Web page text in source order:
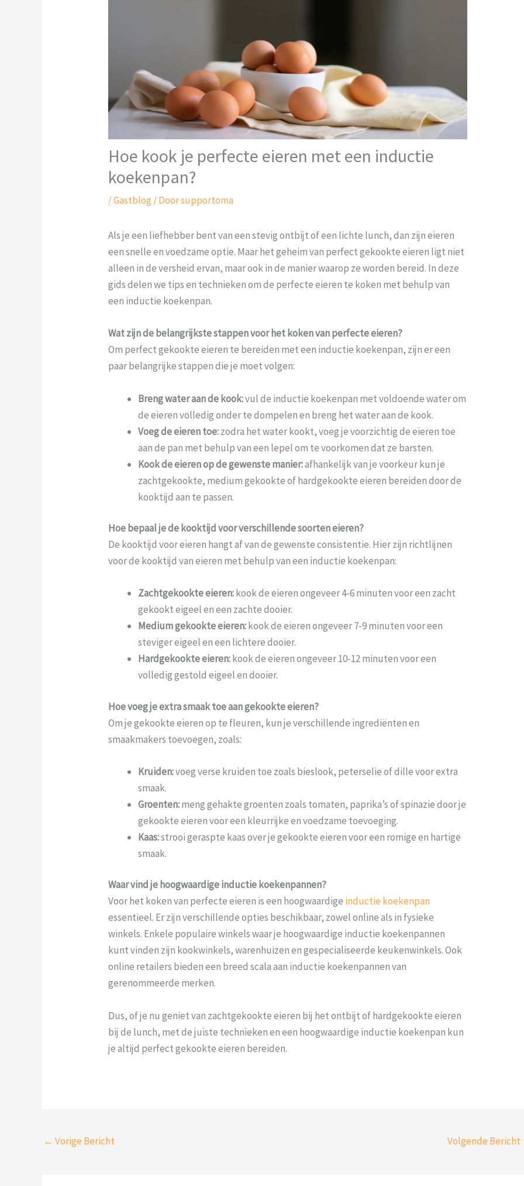
Hoe kook je perfecte eieren met een inductie
koekenpan?
/Gastblog / Doorsupportoma
Als je een liefhebber bent van een stevig ontbijt of een lichte lunch, dan zijn eieren
een snelle en voedzame optie. Maar het geheim van perfect gekookte eieren ligt niet
alleen in de versheid ervan, maar ook in de manier waarop ze worden bereid. In deze
gids delen we tips en technieken om de perfecte eieren te koken met behulp van
een inductie koekenpan.
Wat zijn de belangrijkste stappen voor het koken van perfecte eieren?
Om perfect gekookte eieren te bereiden met een inductie koekenpan, zijn er een
paar belangrijke stappen die je moet volgen:
Breng water aan de kook:vul de inductie koekenpan met voldoende water om
de eieren volledig onder te dompelen en breng het water aan de kook.
Voeg de eieren toe:zodra het water kookt, voeg je voorzichtig de eieren toe
aan de pan met behulp van een lepel om te voorkomen dat ze barsten.
Kook de eieren op de gewenste manier:afhankelijk van je voorkeur kun je
zachtgekookte, medium gekookte of hardgekookte eieren bereiden door de
kooktijd aan te passen.
Hoe bepaal je de kooktijd voor verschillende soorten eieren?
De kooktijd voor eieren hangt af van de gewenste consistentie. Hier zijn richtlijnen
voor de kooktijd van eieren met behulp van een inductie koekenpan:
Zachtgekookte eieren:kook de eieren ongeveer 4-6 minuten voor een zacht
gekookt eigeel en een zachte dooier.
Medium gekookte eieren:kook de eieren ongeveer 7-9 minuten voor een
steviger eigeel en een lichtere dooier.
Hardgekookte eieren:kook de eieren ongeveer 10-12 minuten voor een
volledig gestold eigeel en dooier.
Hoe voeg je extra smaak toe aan gekookte eieren?
Om je gekookte eieren op te fleuren, kun je verschillende ingrediënten en
smaakmakers toevoegen, zoals:
Kruiden:voeg verse kruiden toe zoals bieslook, peterselie of dille voor extra
smaak.
Groenten:meng gehakte groenten zoals tomaten, paprika’s of spinazie door je
gekookte eieren voor een kleurrijke en voedzame toevoeging.
Kaas:strooi geraspte kaas over je gekookte eieren voor een romige en hartige
smaak.
Waar vind je hoogwaardige inductie koekenpannen?
Voor het koken van perfecte eieren is een hoogwaardige inductie koekenpan
essentieel. Er zijn verschillende opties beschikbaar, zowel online als in fysieke
winkels. Enkele populaire winkels waar je hoogwaardige inductie koekenpannen
kunt vinden zijn kookwinkels, warenhuizen en gespecialiseerde keukenwinkels. Ook
online retailers bieden een breed scala aan inductie koekenpannen van
gerenommeerde merken.
Dus, of je nu geniet van zachtgekookte eieren bij het ontbijt of hardgekookte eieren
bij de lunch, met de juiste technieken en een hoogwaardige inductie koekenpan kun
je altijd perfect gekookte eieren bereiden.
← Vorige Bericht Volgende Bericht